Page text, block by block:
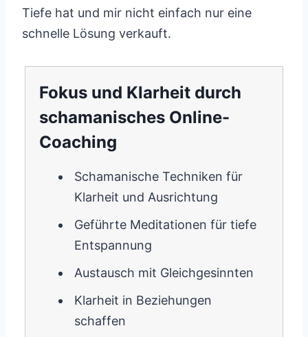
Tiefe hat und mir nicht einfach nur eine
schnelle Lösung verkauft.
Fokus und Klarheit durch
schamanisches Online-
Coaching
Schamanische Techniken für
Klarheit und Ausrichtung
Geführte Meditationen für tiefe
Entspannung
Austausch mit Gleichgesinnten
Klarheit in Beziehungen
schaffen